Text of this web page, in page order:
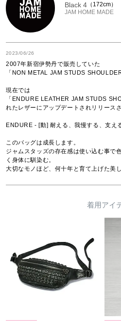
Black 4
JAM HOME MADE
172cm
2023/06/26
2007年新宿伊勢丹で販売していた
「NON METAL JAM STUDS
現在では
「ENDURE LEATHER JAM STUDS
れたレザーにアップデートされリリース
ENDURE - [動] 耐える、我慢する、支え
このバッグは成長します。
ジャムスタッズの存在感は使い込む事で
く身体に馴染む。
大切なモノほど、何十年と育て上げた美
着用アイ